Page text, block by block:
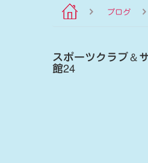
ブログ
スポーツクラブ＆
館24